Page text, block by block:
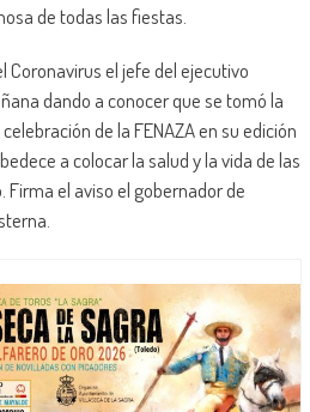
de todas las fiestas.
Coronavirus el jefe del ejecutivo
dando a conocer que se tomó la
de la FENAZA en su edición
a colocar la salud y la vida de las
el aviso el gobernador de